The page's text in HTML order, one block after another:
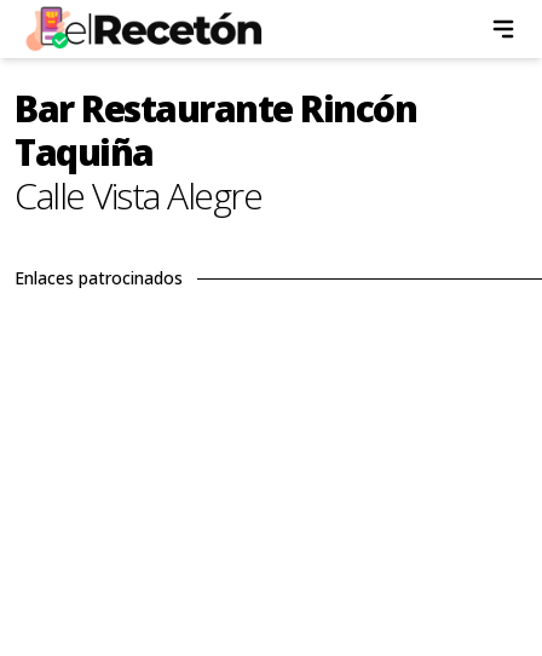
Bar Restaurante Rincón
Taquiña
Calle Vista Alegre
Enlaces patrocinados